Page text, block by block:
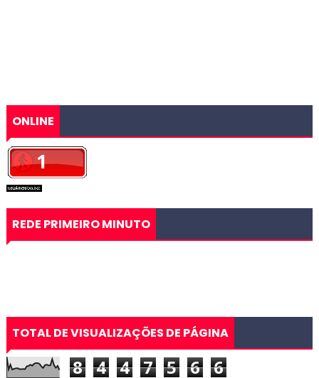
ONLINE
REDE PRIMEIRO MINUTO
TOTAL DE VISUALIZAÇÕES DE PÁGINA
8 4 4 7 5 6 6